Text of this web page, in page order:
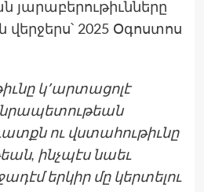
2025 Օգոստոս
կ՚արտացոլէ
ու վստահութիւնը
ինչպէս նաեւ
երկիր մը կերտելու